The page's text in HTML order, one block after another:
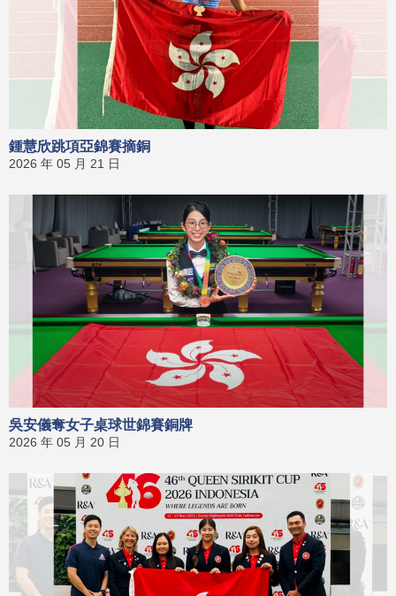
鍾慧欣跳項亞錦賽摘銅
2026 年 05 月 21 日
吳安儀奪女子桌球世錦賽銅牌
2026 年 05 月 20 日